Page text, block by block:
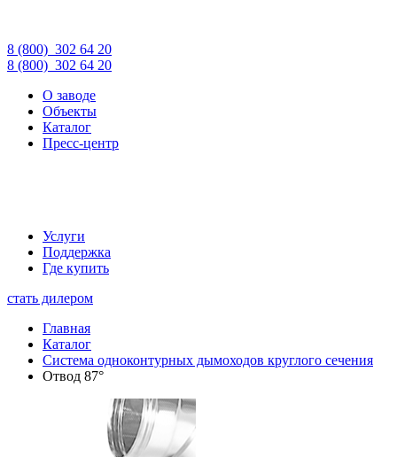
8 (800) 302 64 20
8 (800) 302 64 20
О заводе
Объекты
Каталог
Пресс-центр
Услуги
Поддержка
Где купить
стать дилером
Главная
Каталог
Система одноконтурных дымоходов круглого сечения
Отвод 87°